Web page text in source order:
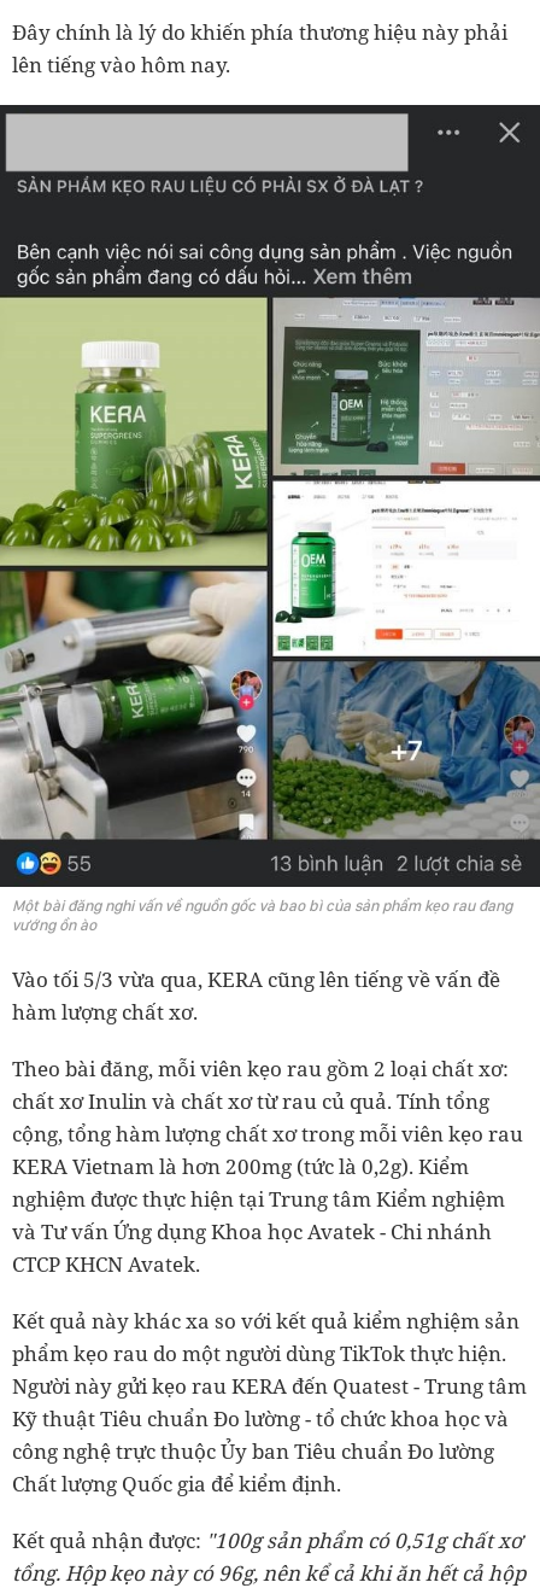
Đây chính là lý do khiến phía thương hiệu này phải
lên tiếng vào hôm nay.
Một bài đăng nghi vấn về nguồn gốc và bao bì của sản phẩm kẹo rau đang
vướng ồn ào
Vào tối 5/3 vừa qua, KERA cũng lên tiếng về vấn đề
hàm lượng chất xơ.
Theo bài đăng, mỗi viên kẹo rau gồm 2 loại chất xơ:
chất xơ Inulin và chất xơ từ rau củ quả. Tính tổng
cộng, tổng hàm lượng chất xơ trong mỗi viên kẹo rau
KERA Vietnam là hơn 200mg (tức là 0,2g). Kiểm
nghiệm được thực hiện tại Trung tâm Kiểm nghiệm
và Tư vấn Ứng dụng Khoa học Avatek - Chi nhánh
CTCP KHCN Avatek.
Kết quả này khác xa so với kết quả kiểm nghiệm sản
phẩm kẹo rau do một người dùng TikTok thực hiện.
Người này gửi kẹo rau KERA đến Quatest - Trung tâm
Kỹ thuật Tiêu chuẩn Đo lường - tổ chức khoa học và
công nghệ trực thuộc Ủy ban Tiêu chuẩn Đo lường
Chất lượng Quốc gia để kiểm định.
Kết quả nhận được: "100g sản phẩm có 0,51g chất xơ
tổng. Hộp kẹo này có 96g, nên kể cả khi ăn hết cả hộp